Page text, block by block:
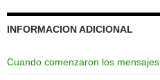
INFORMACION ADICIONAL
Cuando comenzaron los mensajes.